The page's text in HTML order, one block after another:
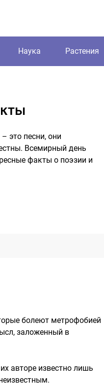
Наука Растения
это песни, они
Всемирный день
факты о поэзии и
болеют метрофобией
заложенный в
авторе известно лишь